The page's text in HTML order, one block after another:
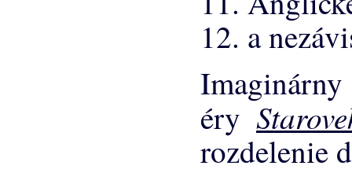
12. a
éry
rozdelenie